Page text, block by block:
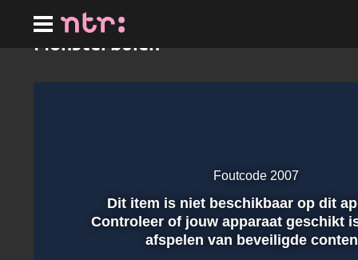
hoofdinhoud
Monsterbuien
Afspelen
Foutcode 2007
Dit item is niet beschikbaar op dit
Controleer of jouw apparaat geschikt
afspelen van beveiligde